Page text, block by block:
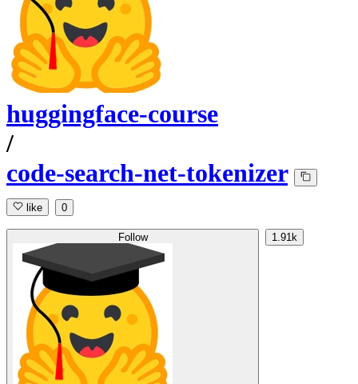
huggingface-course
/
code-search-net-tokenizer
like 0
Follow 1.91k